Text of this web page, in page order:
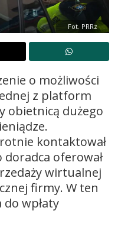
Fot. PRRz
o możliwości
z platform
obietnicą dużego
kontaktował
doradca oferował
wirtualnej
firmy. W ten
wpłaty